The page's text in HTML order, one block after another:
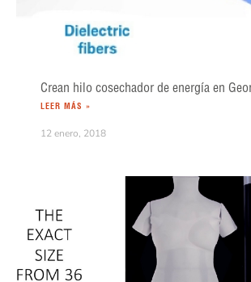
Crean hilo cosechador de energía en
LEER MÁS »
12 enero, 2018